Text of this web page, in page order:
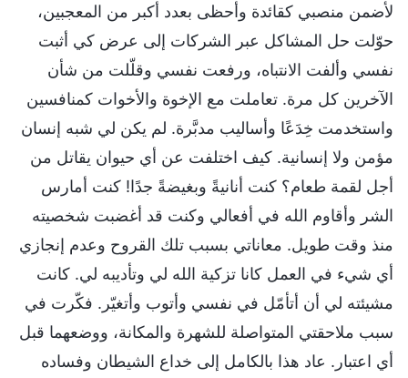
لأضمن منصبي كقائدة وأحظى بعدد أكبر من المعجبين،
حوّلت حل المشاكل عبر الشركات إلى عرض كي أثبت
نفسي وألفت الانتباه، ورفعت نفسي وقلّلت من شأن
الآخرين كل مرة. تعاملت مع الإخوة والأخوات كمنافسين
واستخدمت خِدَعًا وأساليب مدبَّرة. لم يكن لي شبه إنسان
مؤمن ولا إنسانية. كيف اختلفت عن أي حيوان يقاتل من
أجل لقمة طعام؟ كنت أنانيةً وبغيضةً جدًا! كنت أمارس
الشر وأقاوم الله في أفعالي وكنت قد أغضبت شخصيته
منذ وقت طويل. معاناتي بسبب تلك القروح وعدم إنجازي
أي شيء في العمل كانا تزكية الله لي وتأديبه لي. كانت
مشيئته لي أن أتأمّل في نفسي وأتوب وأتغيّر. فكّرت في
سبب ملاحقتي المتواصلة للشهرة والمكانة، ووضعهما قبل
أي اعتبار. عاد هذا بالكامل إلى خداع الشيطان وفساده